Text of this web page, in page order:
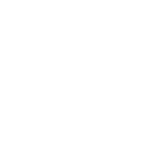
tập trung do Nhà
nghĩa xã hội, Nhà xuất